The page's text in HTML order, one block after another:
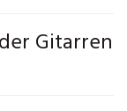
Gitarren